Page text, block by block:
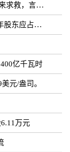
雨对付暗灵
比增加21.01%
亿千瓦时
元/盎司。
万元